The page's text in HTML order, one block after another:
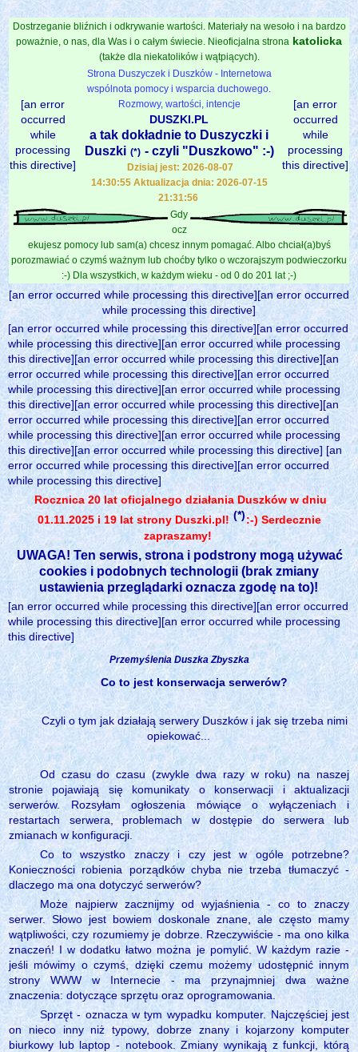
Dostrzeganie bliźnich i odkrywanie wartości. Materiały na wesoło i na bardzo
poważnie, o nas, dla Was i o całym świecie. Nieoficjalna strona katolicka
(także dla niekatolików i wątpiących).
[an error
occurred
while
processing
this directive]
Strona Duszyczek i Duszków - Internetowa
wspólnota pomocy i wsparcia duchowego.
Rozmowy, wartości, intencje
DUSZKI.PL
a tak dokładnie to Duszyczki i
Duszki (*) - czyli "Duszkowo" :-)
Dzisiaj jest: 2026-08-07
14:30:55 Aktualizacja dnia: 2026-07-15
21:31:56
[an error
occurred
while
processing
this directive]
Gdy
ocz
ekujesz pomocy lub sam(a) chcesz innym pomagać. Albo chciał(a)byś
porozmawiać o czymś ważnym lub choćby tylko o wczorajszym podwieczorku
:-) Dla wszystkich, w każdym wieku - od 0 do 201 lat ;-)
[an error occurred while processing this directive][an error occurred
while processing this directive]
[an error occurred while processing this directive][an error occurred
while processing this directive][an error occurred while processing
this directive][an error occurred while processing this directive][an
error occurred while processing this directive][an error occurred
while processing this directive][an error occurred while processing
this directive][an error occurred while processing this directive][an
error occurred while processing this directive][an error occurred
while processing this directive][an error occurred while processing
this directive][an error occurred while processing this directive] [an
error occurred while processing this directive][an error occurred
while processing this directive]
Rocznica 20 lat oficjalnego działania Duszków w dniu
01.11.2025 i 19 lat strony Duszki.pl! (*):-) Serdecznie
zapraszamy!
UWAGA! Ten serwis, strona i podstrony mogą używać
cookies i podobnych technologii (brak zmiany
ustawienia przeglądarki oznacza zgodę na to)!
[an error occurred while processing this directive][an error occurred
while processing this directive][an error occurred while processing
this directive]
Przemyślenia Duszka Zbyszka
Co to jest konserwacja serwerów?
Czyli o tym jak działają serwery Duszków i jak się trzeba nimi
opiekować...
Od czasu do czasu (zwykle dwa razy w roku) na naszej
stronie pojawiają się komunikaty o konserwacji i aktualizacji
serwerów. Rozsyłam ogłoszenia mówiące o wyłączeniach i
restartach serwera, problemach w dostępie do serwera lub
zmianach w konfiguracji.
Co to wszystko znaczy i czy jest w ogóle potrzebne?
Konieczności robienia porządków chyba nie trzeba tłumaczyć -
dlaczego ma ona dotyczyć serwerów?
Może najpierw zacznijmy od wyjaśnienia - co to znaczy
serwer. Słowo jest bowiem doskonale znane, ale często mamy
wątpliwości, czy rozumiemy je dobrze. Rzeczywiście - ma ono kilka
znaczeń! I w dodatku łatwo można je pomylić. W każdym razie -
jeśli mówimy o czymś, dzięki czemu możemy udostępnić innym
strony WWW w Internecie - ma przynajmniej dwa ważne
znaczenia: dotyczące sprzętu oraz oprogramowania.
Sprzęt - oznacza w tym wypadku komputer. Najczęściej jest
on nieco inny niż typowy, dobrze znany i kojarzony komputer
biurkowy lub laptop - notebook. Zmiany wynikają z funkcji, którą